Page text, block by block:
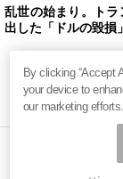
乱世の始まり。トラ
出した「ドルの毀損
By clicking “Accept
your device to
our marketing